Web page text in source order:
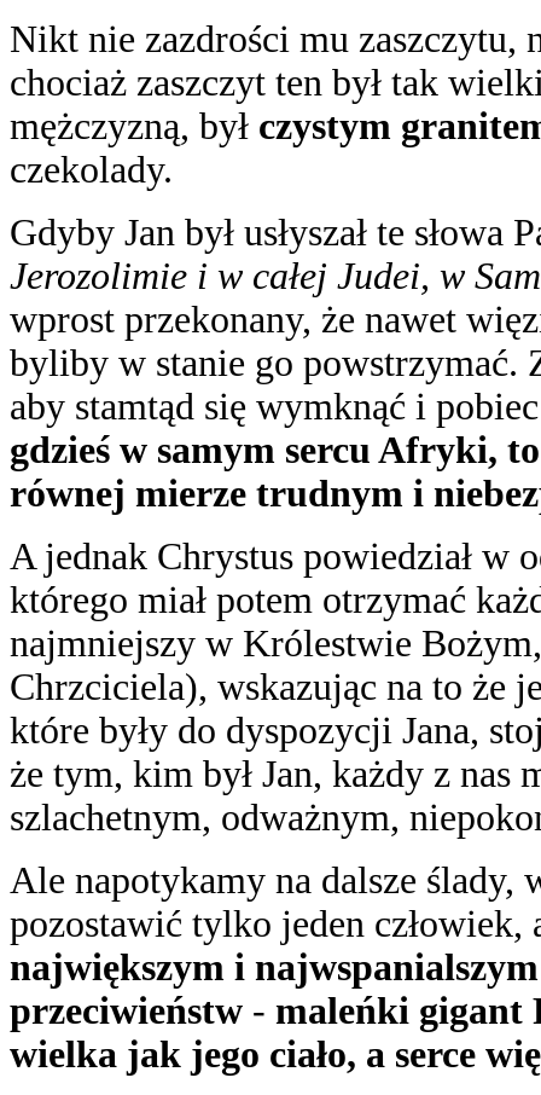
Nikt nie zazdrości mu zaszczytu,
chociaż zaszczyt ten był tak
mężczyzną, był czystym
czekolady.
Gdyby Jan był usłyszał te słowa
Jerozolimie i w całej Judei, w
wprost przekonany, że nawet
byliby w stanie go powstrzymać.
aby stamtąd się wymknąć i
gdzieś w samym sercu Afryki,
równej mierze trudnym i
A jednak Chrystus powiedział w
którego miał potem otrzymać
najmniejszy w Królestwie
Chrzciciela), wskazując na to że
które były do dyspozycji Jana,
że tym, kim był Jan, każdy z nas
szlachetnym, odważnym,
Ale napotykamy na dalsze ślady,
pozostawić tylko jeden
największym i
przeciwieństw - maleńki gigant
wielka jak jego ciało, a serce